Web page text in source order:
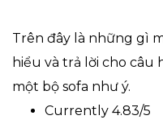
Trên đây là những gì
hiểu và trả lời cho
một bộ sofa như ý.
Currently 4.83/5